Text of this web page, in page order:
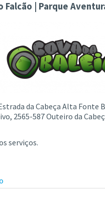
Falcão | Parque
da Cabeça Alta Fonte
2565-587 Outeiro da
serviços.